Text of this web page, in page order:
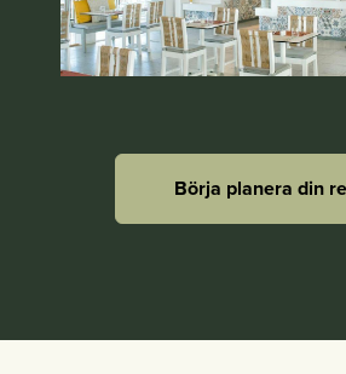
Börja planera din